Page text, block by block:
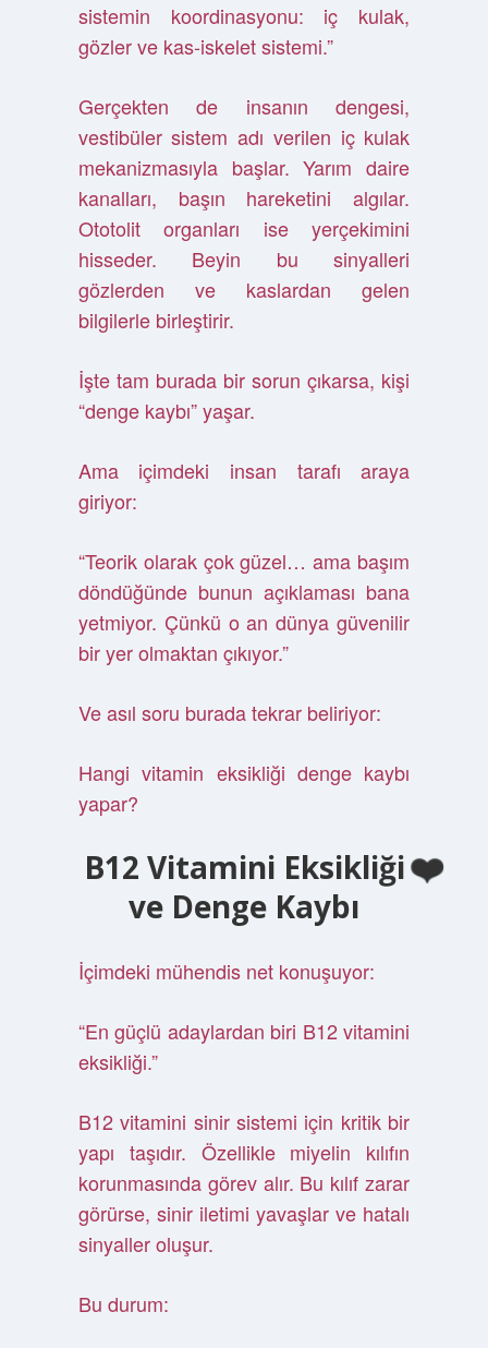
sistemin koordinasyonu: iç kulak,
gözler ve kas-iskelet sistemi.”
Gerçekten de insanın dengesi,
vestibüler sistem adı verilen iç kulak
mekanizmasıyla başlar. Yarım daire
kanalları, başın hareketini algılar.
Ototolit organları ise yerçekimini
hisseder. Beyin bu sinyalleri
gözlerden ve kaslardan gelen
bilgilerle birleştirir.
İşte tam burada bir sorun çıkarsa, kişi
“denge kaybı” yaşar.
Ama içimdeki insan tarafı araya
giriyor:
“Teorik olarak çok güzel… ama başım
döndüğünde bunun açıklaması bana
yetmiyor. Çünkü o an dünya güvenilir
bir yer olmaktan çıkıyor.”
Ve asıl soru burada tekrar beliriyor:
Hangi vitamin eksikliği denge kaybı
yapar?
B12 Vitamini Eksikliği
ve Denge Kaybı
İçimdeki mühendis net konuşuyor:
“En güçlü adaylardan biri B12 vitamini
eksikliği.”
B12 vitamini sinir sistemi için kritik bir
yapı taşıdır. Özellikle miyelin kılıfın
korunmasında görev alır. Bu kılıf zarar
görürse, sinir iletimi yavaşlar ve hatalı
sinyaller oluşur.
Bu durum: